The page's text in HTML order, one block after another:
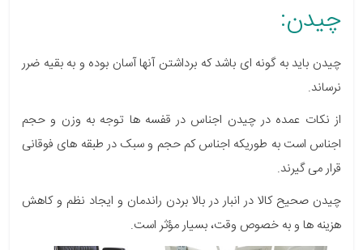
چیدن:
چیدن باید به گونه ای باشد که برداشتن آنها آسان بوده و به بقیه ضرر
نرساند.
از نکات عمده در چیدن اجناس در قفسه ها توجه به وزن و حجم
اجناس است به طوری­که اجناس کم حجم و سبک در طبقه های فوقانی
قرار می گیرند.
چیدن صحیح کالا در انبار در بالا بردن راندمان و ایجاد نظم و کاهش
هزینه ها و به خصوص وقت، بسیار مؤثر است.